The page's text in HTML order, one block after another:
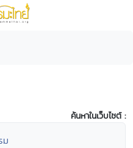
ค้นหาในเว็บไซต์ :
ม